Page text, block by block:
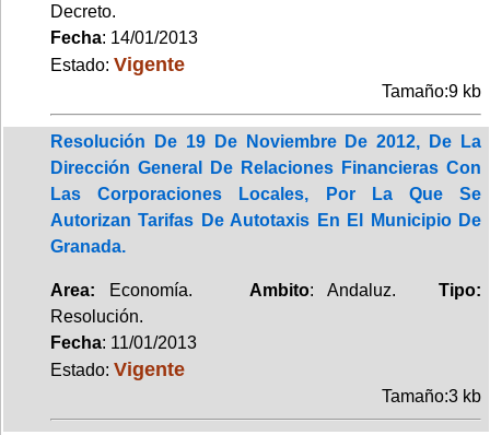
Decreto.
Fecha: 14/01/2013
Estado: Vigente
Tamaño:9 kb
Resolución De 19 De Noviembre De 2012, De La
Dirección General De Relaciones Financieras Con
Las Corporaciones Locales, Por La Que Se
Autorizan Tarifas De Autotaxis En El Municipio De
Granada.
Area: Economía. Ambito: Andaluz. Tipo:
Resolución.
Fecha: 11/01/2013
Estado: Vigente
Tamaño:3 kb